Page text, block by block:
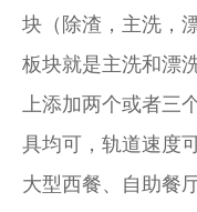
块（除渣，主洗，
板块就是主洗和漂
上添加两个或者三
具均可，轨道速度
大型西餐、自助餐